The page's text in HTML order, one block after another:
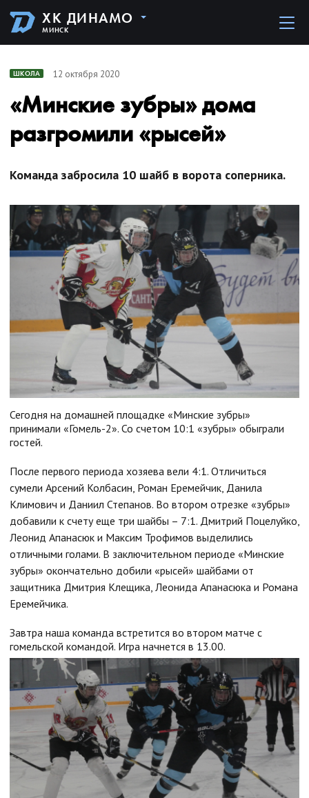
ХК ДИНАМО
МИНСК
ШКОЛА 12 октября 2020
«Минские зубры» дома
разгромили «рысей»
Команда забросила 10 шайб в ворота соперника.
Сегодня на домашней площадке «Минские зубры»
принимали «Гомель-2». Со счетом 10:1 «зубры» обыграли
гостей.
После первого периода хозяева вели 4:1. Отличиться
сумели Арсений Колбасин, Роман Еремейчик, Данила
Климович и Даниил Степанов. Во втором отрезке «зубры»
добавили к счету еще три шайбы – 7:1. Дмитрий Поцелуйко,
Леонид Апанасюк и Максим Трофимов выделились
отличными голами. В заключительном периоде «Минские
зубры» окончательно добили «рысей» шайбами от
защитника Дмитрия Клещика, Леонида Апанасюка и Романа
Еремейчика.
Завтра наша команда встретится во втором матче с
гомельской командой. Игра начнется в 13.00.